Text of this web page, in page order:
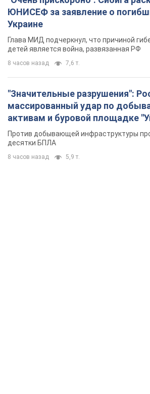
ЮНИСЕФ за заявление о
Украине
Глава МИД подчеркнул, что причиной
детей является война, развязанная РФ
8 часов назад 7,6 т.
"Значительные разрушения":
массированный удар по
активам и буровой площадке
Против добывающей инфраструктуры
десятки БПЛА
8 часов назад 5,9 т.